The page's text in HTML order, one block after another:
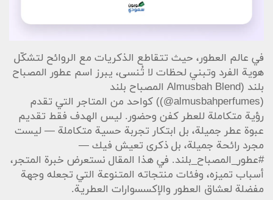
في عالم العطور، حيث تتقاطع الذكريات مع الروائح لتشكّل
هوية الفرد وتبني لحظات لا تُنسى، يبرز اسم عطور المصباح
(@almusbahperfumes)) كواحد من المتاجر التي تقدم
رؤية متكاملة للعطر كفن وحضور. ليس الهدف فقط تقديم
عبوة عطر جميلة، بل ابتكار تجربة حسية متكاملة — ليست
مجرد رائحة جميلة، بل ذكرى تعيش فيك —
#عطور_المصباح_بلند. في هذا المقال نستعرض خبرة المتجر،
أسباب تميزه، وفئات منتجاته المتنوعة التي تجعله وجهة
مفضلة لعشاق العطور والإكسسوارات العطرية.